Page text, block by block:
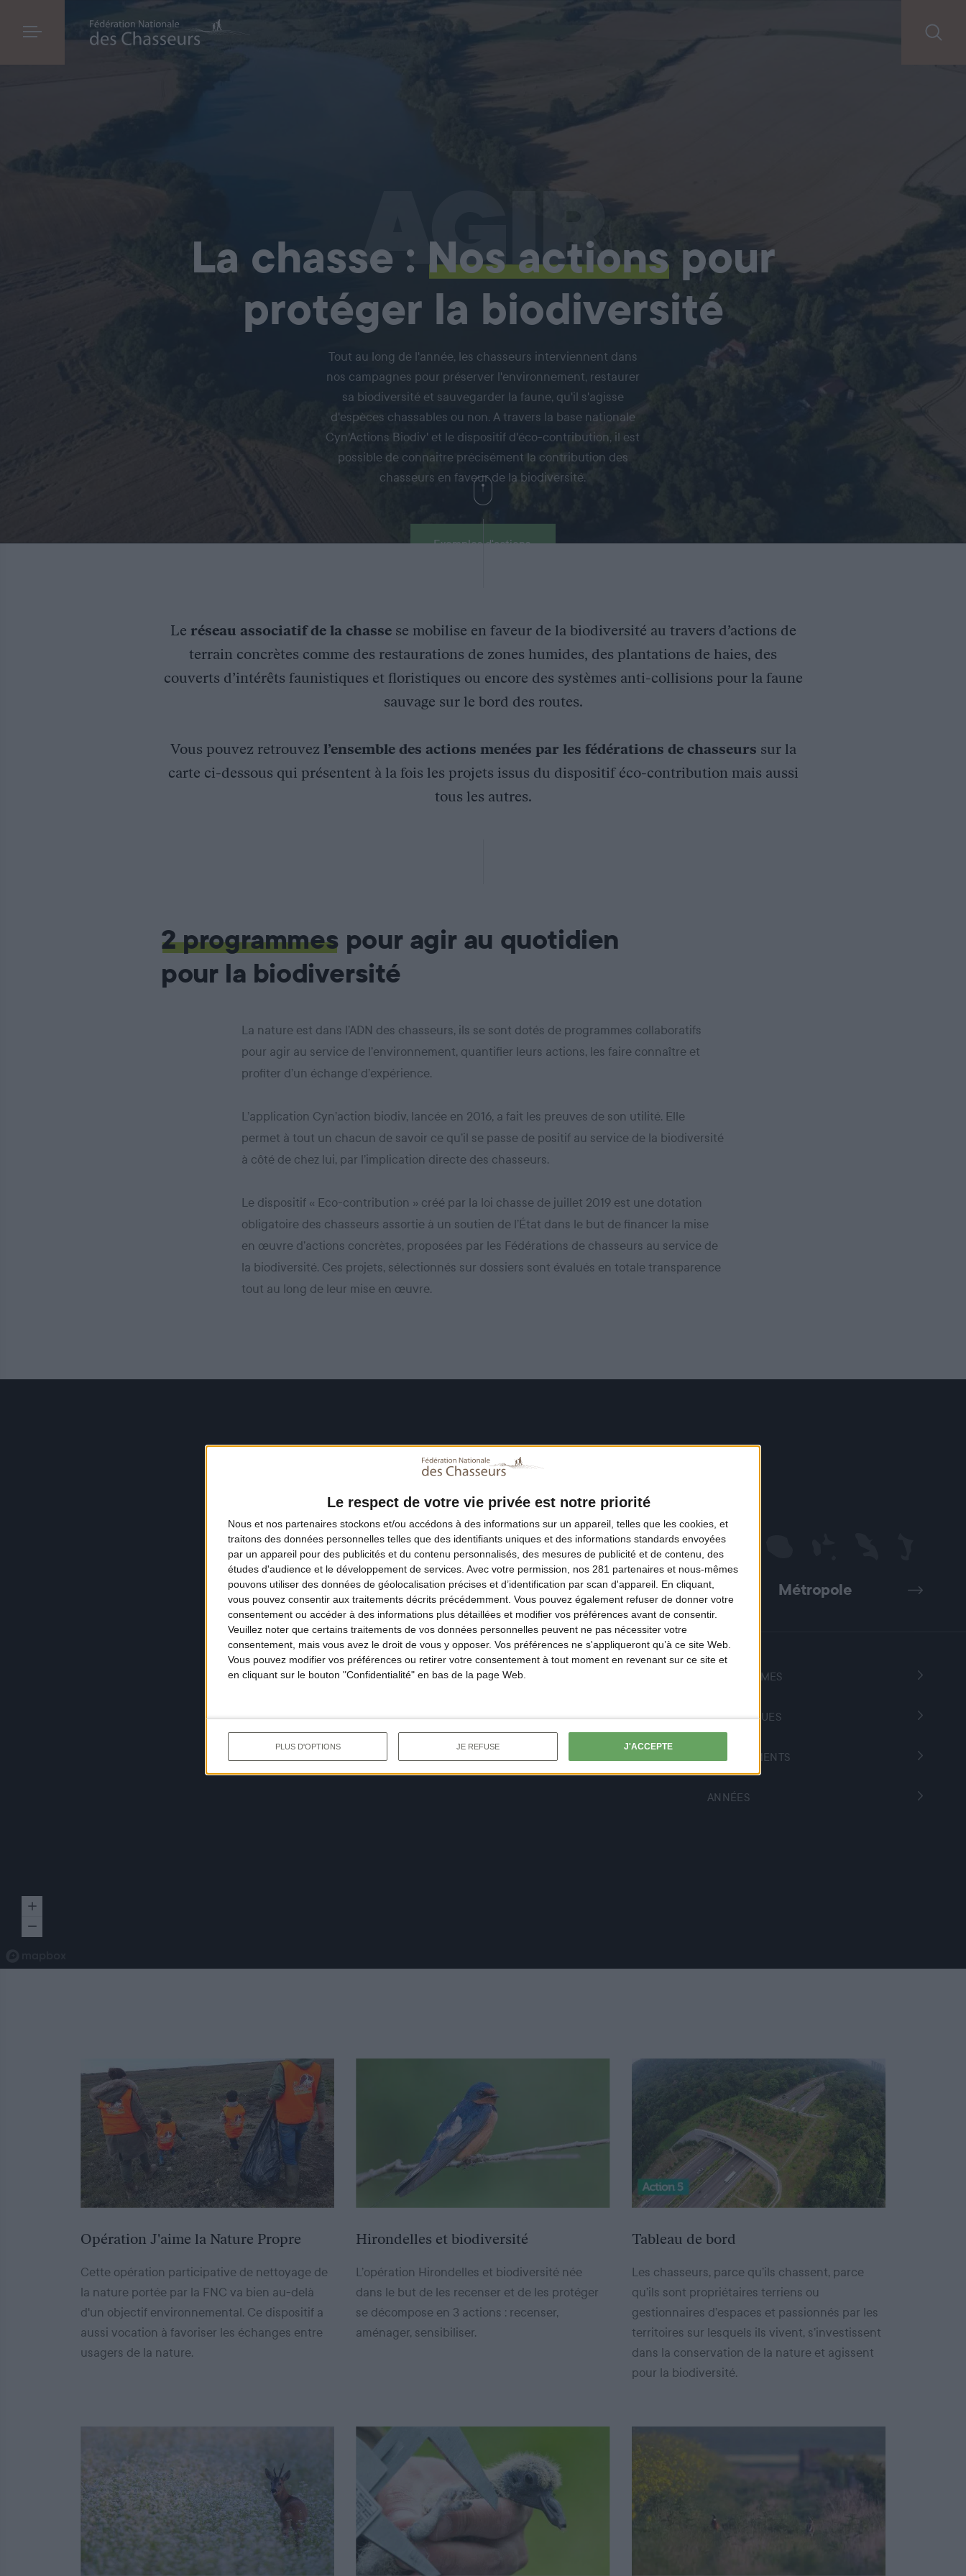
Le respect de votre vie privée est notre priorité
Nous et nos partenaires stockons et/ou accédons à des informations sur un appareil, telles que les cookies, et
traitons des données personnelles telles que des identifiants uniques et des informations standards envoyées
par un appareil pour des publicités et du contenu personnalisés, des mesures de publicité et de contenu, des
études d'audience et le développement de services. Avec votre permission, nos 281 partenaires et nous-mêmes
pouvons utiliser des données de géolocalisation précises et d’identification par scan d'appareil. En cliquant,
vous pouvez consentir aux traitements décrits précédemment. Vous pouvez également refuser de donner votre
consentement ou accéder à des informations plus détaillées et modifier vos préférences avant de consentir.
Veuillez noter que certains traitements de vos données personnelles peuvent ne pas nécessiter votre
consentement, mais vous avez le droit de vous y opposer. Vos préférences ne s'appliqueront qu’à ce site Web.
Vous pouvez modifier vos préférences ou retirer votre consentement à tout moment en revenant sur ce site et
en cliquant sur le bouton "Confidentialité" en bas de la page Web.
PLUS D'OPTIONS JE REFUSE J'ACCEPTE
AGIR
La chasse : Nos actionspour
protéger la biodiversité
Tout au long de l'année, les chasseurs interviennent dans
nos campagnes pour préserver l'environnement, restaurer
sa biodiversité et sauvegarder la faune, qu'il s'agisse
d'espèces chassables ou non. A travers la base nationale
Cyn'Actions Biodiv' et le dispositif d'éco-contribution, il est
possible de connaitre précisément la contribution des
chasseurs en faveur de la biodiversité.
Exemples d'actions
Le réseau associatif de la chassese mobilise en faveur de la biodiversité au travers d’actions de
terrain concrètes comme des restaurations de zones humides, des plantations de haies, des
couverts d’intérêts faunistiques et floristiques ou encore des systèmes anti-collisions pour la faune
sauvage sur le bord des routes.
Vous pouvez retrouvez l’ensemble des actions menées par les fédérations de chasseurs sur la
carte ci-dessous qui présentent à la fois les projets issus du dispositif éco-contribution mais aussi
tous les autres.
2 programmes pour agir au quotidien
pour la biodiversité
La nature est dans l’ADN des chasseurs, ils se sont dotés de programmes collaboratifs
pour agir au service de l’environnement, quantifier leurs actions, les faire connaître et
profiter d’un échange d’expérience.
L’application Cyn’action biodiv, lancée en 2016, a fait les preuves de son utilité. Elle
permet à tout un chacun de savoir ce qu’il se passe de positif au service de la biodiversité
à côté de chez lui, par l’implication directe des chasseurs.
Le dispositif « Eco-contribution » créé par la loi chasse de juillet 2019 est une dotation
obligatoire des chasseurs assortie à un soutien de l’État dans le but de financer la mise
en œuvre d’actions concrètes, proposées par les Fédérations de chasseurs au service de
la biodiversité. Ces projets, sélectionnés sur dossiers sont évalués en totale transparence
tout au long de leur mise en œuvre.
Précédent Métropole Suivant
PROGRAMMES
THÉMATIQUES
DÉPARTEMENTS
ANNÉES
Opération J'aime la Nature Propre
Cette opération participative de nettoyage de
la nature portée par la FNC va bien au-delà
d'un objectif environnemental. Ce dispositif a
aussi vocation à favoriser les échanges entre
usagers de la nature.
Hirondelles et biodiversité
L’opération Hirondelles et biodiversité née
dans le but de les recenser et de les protéger
se décompose en 3 actions : recenser,
aménager, sensibiliser.
Tableau de bord
Les chasseurs, parce qu’ils chassent, parce
qu’ils sont propriétaires terriens ou
gestionnaires d’espaces et passionnés par les
territoires sur lesquels ils vivent, s’investissent
dans la conservation de la nature et agissent
pour la biodiversité.